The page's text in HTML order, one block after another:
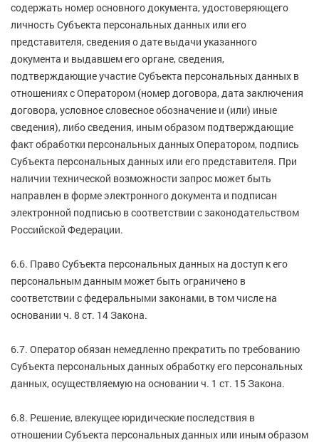
содержать номер основного документа, удостоверяющего
личность Субъекта персональных данных или его
представителя, сведения о дате выдачи указанного
документа и выдавшем его органе, сведения,
подтверждающие участие Субъекта персональных данных в
отношениях с Оператором (номер договора, дата заключения
договора, условное словесное обозначение и (или) иные
сведения), либо сведения, иным образом подтверждающие
факт обработки персональных данных Оператором, подпись
Субъекта персональных данных или его представителя. При
наличии технической возможности запрос может быть
направлен в форме электронного документа и подписан
электронной подписью в соответствии с законодательством
Российской Федерации.
6.6. Право Субъекта персональных данных на доступ к его
персональным данным может быть ограничено в
соответствии с федеральными законами, в том числе на
основании ч. 8 ст. 14 Закона.
6.7. Оператор обязан немедленно прекратить по требованию
Субъекта персональных данных обработку его персональных
данных, осуществляемую на основании ч. 1 ст. 15 Закона.
6.8. Решение, влекущее юридические последствия в
отношении Субъекта персональных данных или иным образом